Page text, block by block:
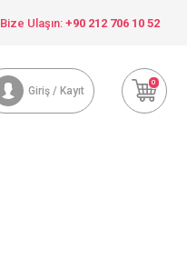
Bize Ulaşın: +90 212 706 10 52
Giriş / Kayıt
0